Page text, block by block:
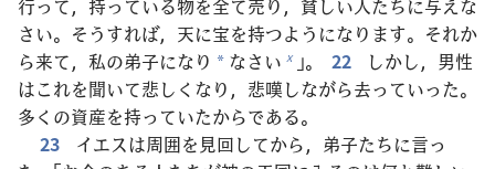
行って，持っている物を全て売り，貧しい人たちに与えな
さい。そうすれば，天に宝を持つようになります。それか
ら来て，私の弟子になり * なさい x 」。 22
しかし，男性
はこれを聞いて悲しくなり，悲嘆しながら去っていった。
多くの資産を持っていたからである。
23
イエスは周囲を見回してから，弟子たちに言っ